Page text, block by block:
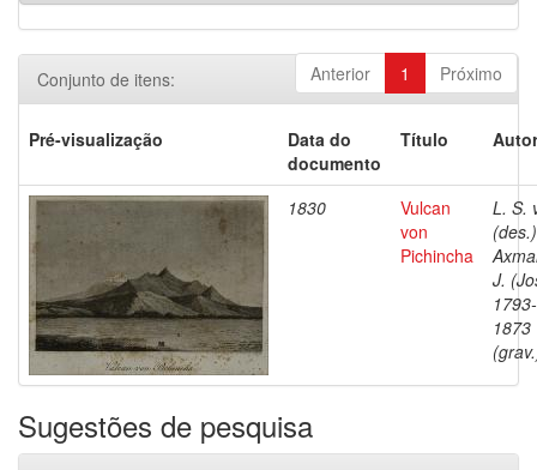
Anterior 1 Próximo
Conjunto de itens:
Pré-visualização
Data do
documento
Título
1830
Vulcan
von
Pichincha
L. S.
J.
1793-
1873
Sugestões de pesquisa